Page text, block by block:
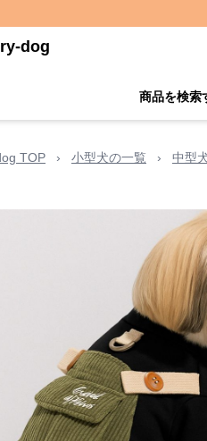
商品を検索
TOP › 小型犬の一覧 › 中型